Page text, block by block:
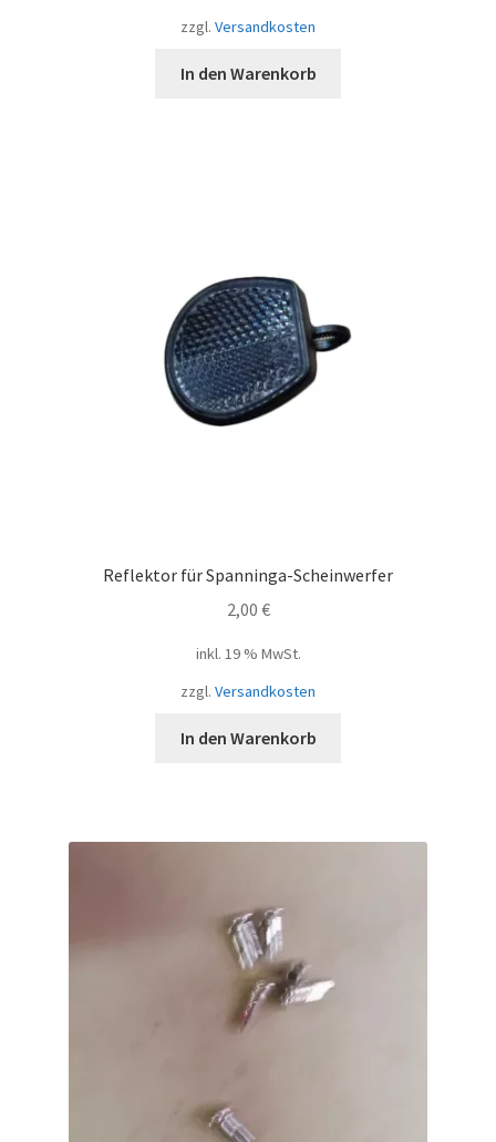
zzgl. Versandkosten
In den Warenkorb
Reflektor für Spanninga-Scheinwerfer
2,00 €
inkl. 19 % MwSt.
zzgl. Versandkosten
In den Warenkorb